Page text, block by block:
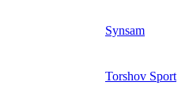
Synsam
Torshov Sport